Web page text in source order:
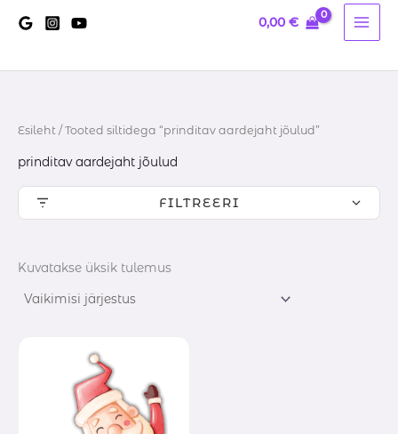
0,00€
Esileht / Tooted siltidega “prinditav aardejaht jõulud”
prinditav aardejaht jõulud
FILTREERI
Kuvatakse üksik tulemus
kuni
14,60 €